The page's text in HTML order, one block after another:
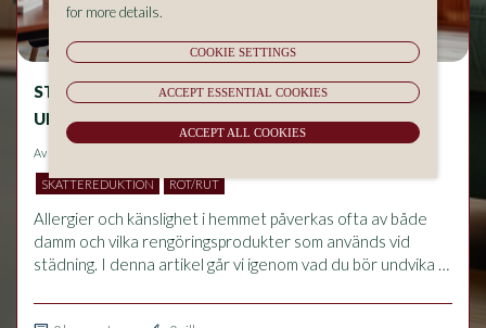
STÄDNING OCH ALLERGIER – VAD BÖR DU
UNDVIKA I HEMMET?
Av
SKATTEREDUKTION ROT/RUT
Allergier och känslighet i hemmet påverkas ofta av både
damm och vilka rengöringsprodukter som används vid
städning. I denna artikel går vi igenom vad du bör undvika
förbättrar inomhusmiljön och vilka vanliga misstag som kan
for more details.
COOKIE SETTINGS
ACCEPT ESSENTIAL COOKIES
ACCEPT ALL COOKIES